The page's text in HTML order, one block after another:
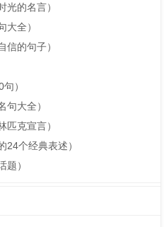
光的名言）
大全）
信的句子）
）
句大全）
匹克宣言）
24个经典表述）
题）